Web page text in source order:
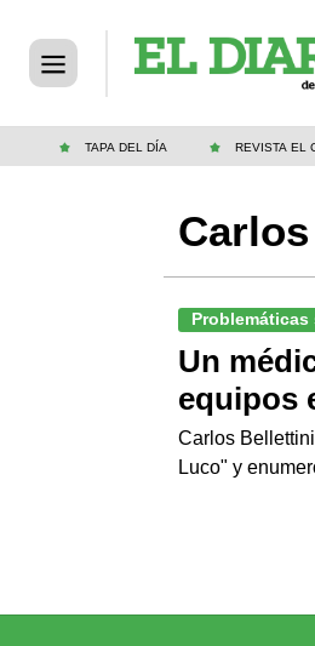
TAPA DEL DÍA REVISTA EL
Un
equipos
Carlos
Luco" y